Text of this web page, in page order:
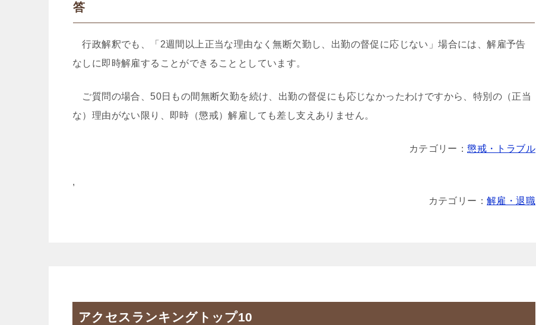
答
行政解釈でも、「2週間以上正当な理由なく無断欠勤し、出勤の督促に応じない」場合には、解雇予告
なしに即時解雇することができることとしています。
ご質問の場合、50日もの間無断欠勤を続け、出勤の督促にも応じなかったわけですから、特別の（正当
な）理由がない限り、即時（懲戒）解雇しても差し支えありません。
カテゴリー：懲戒・トラブル
,
カテゴリー： 解雇・退職
アクセスランキングトップ10